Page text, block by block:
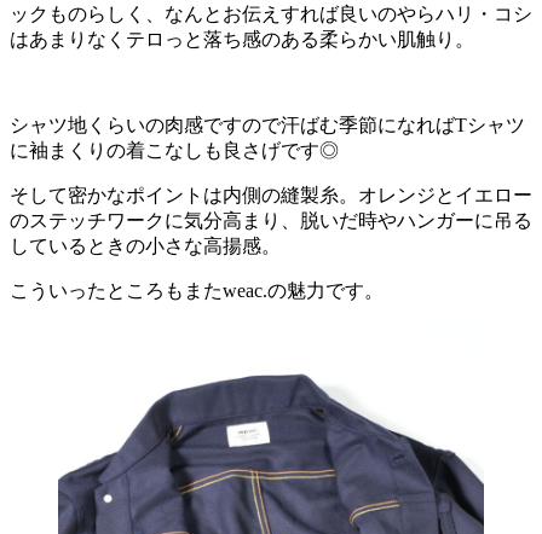
ックものらしく、なんとお伝えすれば良いのやらハリ・コシ
はあまりなくテロっと落ち感のある柔らかい肌触り。
シャツ地くらいの肉感ですので汗ばむ季節になればTシャツ
に袖まくりの着こなしも良さげです◎
そして密かなポイントは内側の縫製糸。オレンジとイエロー
のステッチワークに気分高まり、脱いだ時やハンガーに吊る
しているときの小さな高揚感。
こういったところもまたweac.の魅力です。